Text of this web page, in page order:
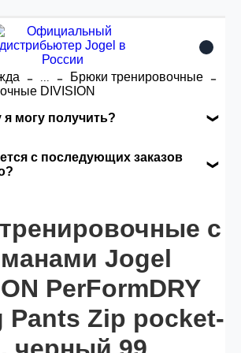
...
Брюки тренировочные
DIVISION
я могу получить?
розничной цене
сумма всех заказов за 6 месяцев -
25.000 рублей.
с последующих заказов
активизируется в корзине вашего
заказа.
с
Jogel
PerFormDRY
Pants Zip pocket-